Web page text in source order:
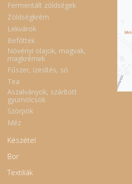
Fermentált zöldségek
Zöldségkrém
Lekvárok
Befőttek
Növényi olajok, magvak,
magkrémek
Fűszer, ízesítés, só
Tea
Aszalványok, szárított
gyümölcsök
Szörpök
Méz
Készétel
Bor
Textilíák